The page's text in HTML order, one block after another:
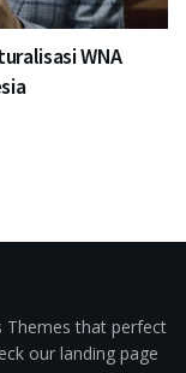
WNA
Themes that perfect
our landing page